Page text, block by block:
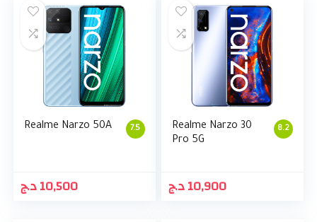
7.5
Realme Narzo 50A
10,500د.ج
8.2
Realme Narzo 30
Pro 5G
10,900د.ج